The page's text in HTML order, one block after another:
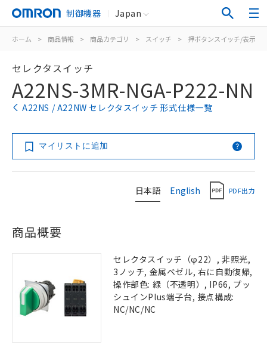
制御機器 Japan
ホーム > 商品情報 > 商品カテゴリ > スイッチ > 押ボタンスイッチ/表示灯
セレクタスイッチ
A22NS-3MR-NGA-P222-NN
A22NS / A22NW セレクタスイッチ 形式仕様一覧
マイリストに追加
日本語 English PDF出力
商品概要
セレクタスイッチ（φ22）, 非照光,
3ノッチ, 金属ベゼル, 右に自動復帰,
操作部色: 緑（不透明）, IP66, プッ
シュインPlus端子台, 接点構成:
NC/NC/NC